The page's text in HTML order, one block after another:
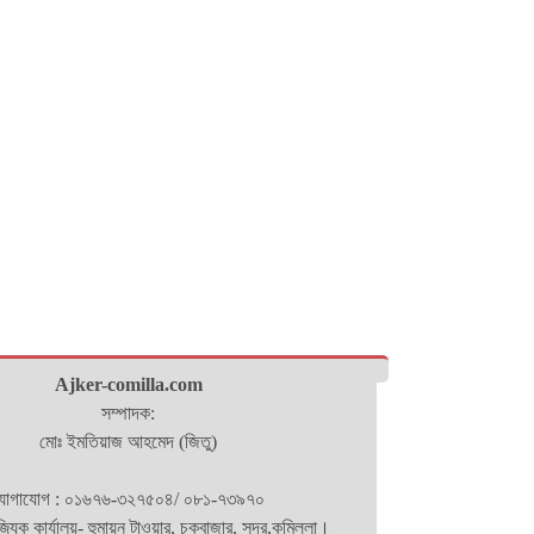
Ajker-comilla.com
সম্পাদক:
মোঃ ইমতিয়াজ আহমেদ (জিতু)
: ০১৬৭৬-৩২৭৫০৪/ ০৮১-৭৩৯৭০
কার্যালয়- হুমায়ন টাওয়ার, চকবাজার, সদর,কুমিল্লা।